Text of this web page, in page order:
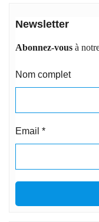
Newsletter
Abonnez-vous à
Nom complet
Email *